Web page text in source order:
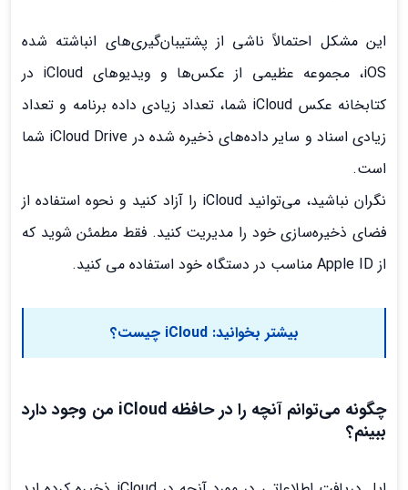
این مشکل احتمالاً ناشی از پشتیبان‌گیری‌های انباشته شده
iOS، مجموعه عظیمی از عکس‌ها و ویدیوهای iCloud در
کتابخانه عکس iCloud شما، تعداد زیادی داده برنامه و تعداد
زیادی اسناد و سایر داده‌های ذخیره شده در iCloud Drive شما
است.
نگران نباشید، می‌توانید iCloud را آزاد کنید و نحوه استفاده از
فضای ذخیره‌سازی خود را مدیریت کنید. فقط مطمئن شوید که
از Apple ID مناسب در دستگاه خود استفاده می کنید.
بیشتر بخوانید: iCloud چیست؟
چگونه می‌توانم آنچه را در حافظه iCloud من وجود دارد
ببینم؟